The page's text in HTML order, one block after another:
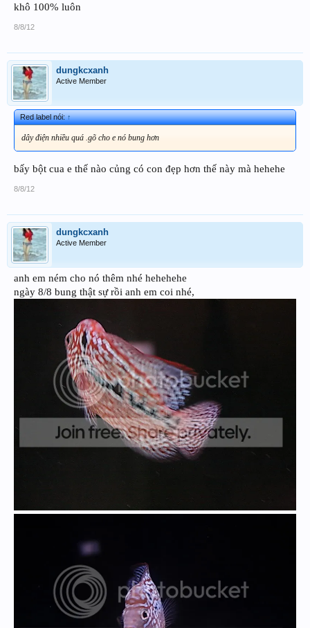
khô 100% luôn
8/8/12
dungkcxanh
Active Member
Red label nói:↑
dây điện nhiều quá .gõ cho e nó bung hơn
bấy bột cua e thế nào củng có con đẹp hơn thế này mà hehehe
8/8/12
dungkcxanh
Active Member
anh em ném cho nó thêm nhé hehehehe
ngày 8/8 bung thật sự rồi anh em coi nhé,